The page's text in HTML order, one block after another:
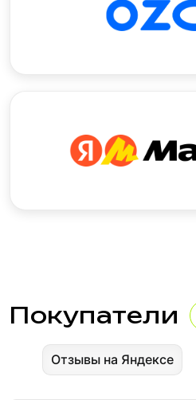
Покупатели
Отзывы на Яндексе